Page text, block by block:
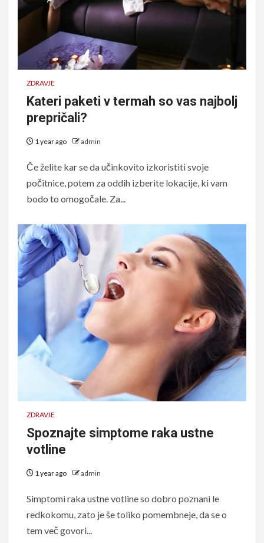
ZDRAVJE
Kateri paketi v termah so vas najbolj
prepričali?
1 year ago admin
Če želite kar se da učinkovito izkoristiti svoje
počitnice, potem za oddih izberite lokacije, ki vam
bodo to omogočale. Za...
ZDRAVJE
Spoznajte simptome raka ustne
votline
1 year ago admin
Simptomi raka ustne votline so dobro poznani le
redkokomu, zato je še toliko pomembneje, da se o
tem več govori...